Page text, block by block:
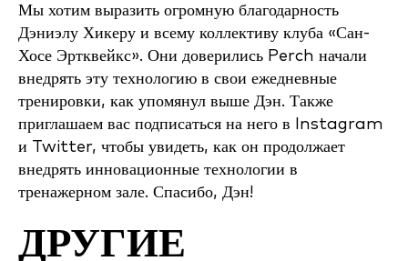
Мы хотим выразить огромную благодарность
Дэниэлу Хикеру и всему коллективу клуба «Сан-
Хосе Эртквейкс». Они доверились Perch начали
внедрять эту технологию в свои ежедневные
тренировки, как упомянул выше Дэн. Также
приглашаем вас подписаться на него в Instagram
и Twitter, чтобы увидеть, как он продолжает
внедрять инновационные технологии в
тренажерном зале. Спасибо, Дэн!
ДРУГИЕ